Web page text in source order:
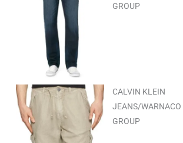
GROUP
CALVIN KLEIN
JEANS/WARNACO
GROUP